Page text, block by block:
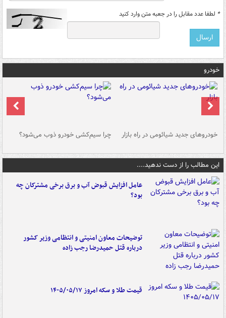
* لطفا عدد مقابل را در جعبه متن وارد کنید
خودرو
خودروهای جدید شیائومی در راه بازار چرا سیم‌کشی خودرو ذوب می‌شود؟
این مطالب را از دست ندهید....
عامل افزایش قبوض آب و برق برخی مشترکان چه
بود؟
توضیحات معاون امنیتی و انتظامی وزیر کشور
درباره قتل حمیدرضا رجب زاده
قیمت طلا و سکه امروز ۱۴۰۵/۰۵/۱۷